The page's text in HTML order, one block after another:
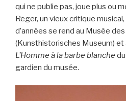
qui ne publie pas, joue plus ou
Reger, un vieux critique
d’années se rend au Musée
(Kunsthistorisches Museum) et
L’Homme à la barbe blanche
gardien du musée.